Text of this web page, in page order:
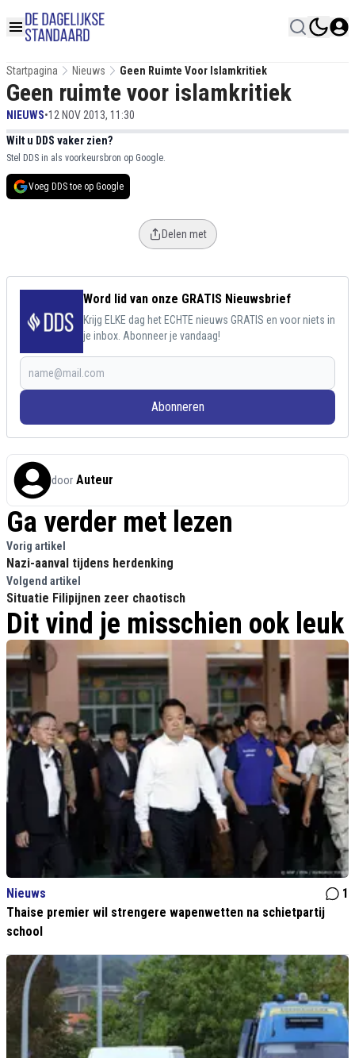
Startpagina Nieuws Geen Ruimte Voor Islamkritiek
Geen ruimte voor islamkritiek
NIEUWS•12 NOV 2013, 11:30
Wilt u DDS vaker zien?
Stel DDS in als voorkeursbron op Google.
Voeg DDS toe op Google
Delen met
Word lid van onze GRATIS Nieuwsbrief
Krijg ELKE dag het ECHTE nieuws GRATIS en voor niets in
je inbox. Abonneer je vandaag!
Abonneren
door Auteur
Ga verder met lezen
Vorig artikel
Nazi-aanval tijdens herdenking
Volgend artikel
Situatie Filipijnen zeer chaotisch
Dit vind je misschien ook leuk
Nieuws
1
Thaise premier wil strengere wapenwetten na schietpartij
school